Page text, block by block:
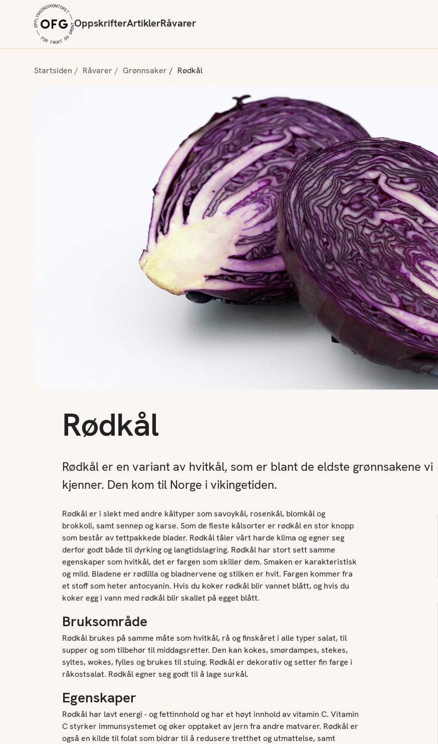
OppskrifterArtiklerRåvarer
Startsiden Råvarer Grønnsaker Rødkål
Rødkål
Rødkål er en variant av hvitkål, som er blant de eldste grønnsakene vi
kjenner. Den kom til Norge i vikingetiden.
Rødkål er i slekt med andre kåltyper som savoykål, rosenkål, blomkål og
brokkoli, samt sennep og karse. Som de fleste kålsorter er rødkål en stor knopp
som består av tettpakkede blader. Rødkål tåler vårt harde klima og egner seg
derfor godt både til dyrking og langtidslagring. Rødkål har stort sett samme
egenskaper som hvitkål, det er fargen som skiller dem. Smaken er karakteristisk
og mild. Bladene er rødlilla og bladnervene og stilken er hvit. Fargen kommer fra
et stoff som heter antocyanin. Hvis du koker rødkål blir vannet blått, og hvis du
koker egg i vann med rødkål blir skallet på egget blått.
Bruksområde
Rødkål brukes på samme måte som hvitkål, rå og finskåret i alle typer salat, til
supper og som tilbehør til middagsretter. Den kan kokes, smørdampes, stekes,
syltes, wokes, fylles og brukes til stuing. Rødkål er dekorativ og setter fin farge i
råkostsalat. Rødkål egner seg godt til å lage surkål.
Egenskaper
Rødkål har lavt energi - og fettinnhold og har et høyt innhold av vitamin C. Vitamin
C styrker immunsystemet og øker opptaket av jern fra andre matvarer. Rødkål er
også en kilde til folat som bidrar til å redusere tretthet og utmattelse, samt